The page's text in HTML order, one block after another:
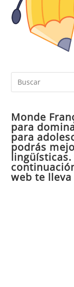
Monde
para
para
podrás
web te